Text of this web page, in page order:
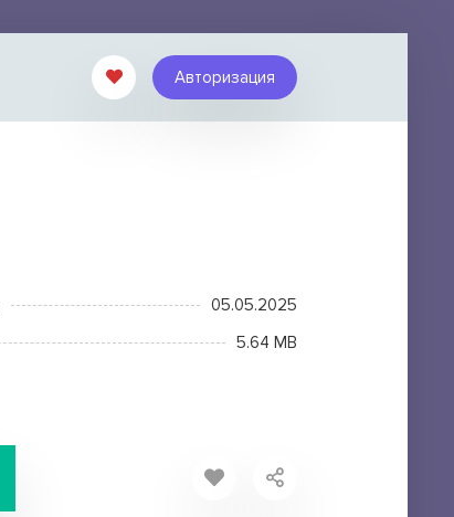
Авторизация
05.05.2025
5.64 MB